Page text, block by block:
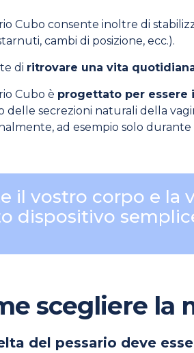
Cubo consente inoltre di
cambi di posizione, ecc.).
di ritrovare una vita
Cubo è progettato per essere
delle secrezioni naturali della
ad esempio solo
il vostro corpo e la
dispositivo
scegliere la
del pessario deve